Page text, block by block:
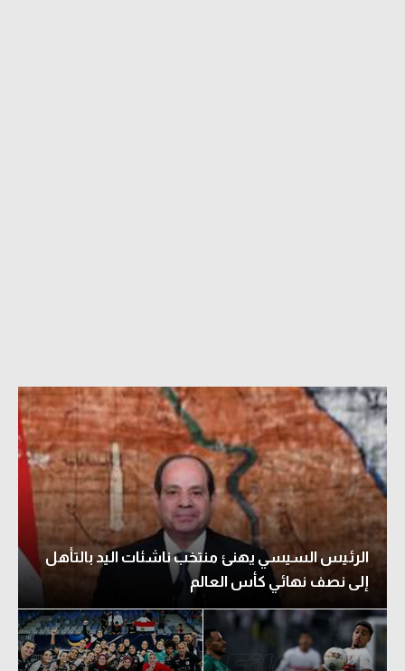
الرئيس السيسي يهنئ منتخب ناشئات اليد بالتأهل
إلى نصف نهائي كأس العالم